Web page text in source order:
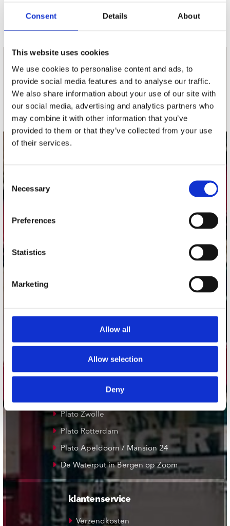
Consent Details About
This website uses cookies
We use cookies to personalise content and ads, to
provide social media features and to analyse our traffic.
We also share information about your use of our site with
our social media, advertising and analytics partners who
may combine it with other information that you’ve
provided to them or that they’ve collected from your use
of their services.
Consent
Selection
Necessary
Preferences
Statistics
Marketing
Allow all
Allow selection
Deny
nieuwsbrief
Record Mania Amsterdam
Plato Groningen
Plato Utrecht
Plato Zwolle
Plato Rotterdam
Plato Apeldoorn / Mansion 24
De Waterput in Bergen op Zoom
klantenservice
Verzendkosten